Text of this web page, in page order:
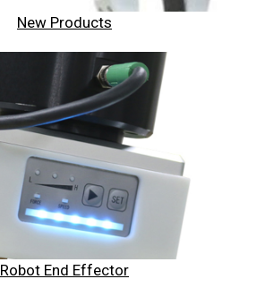
New Products
Robot End Effector